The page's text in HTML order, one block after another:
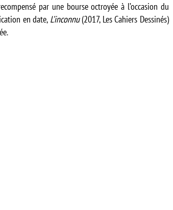
par une bourse octroyée à l’occasion du
en date, L’inconnu(2017, Les Cahiers Dessinés)